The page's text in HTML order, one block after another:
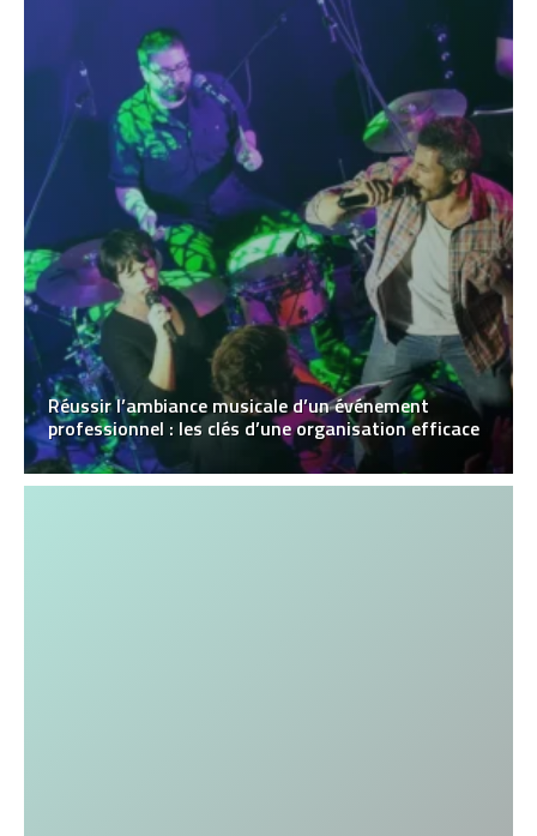
Réussir l’ambiance musicale d’un événement
professionnel : les clés d’une organisation efficace